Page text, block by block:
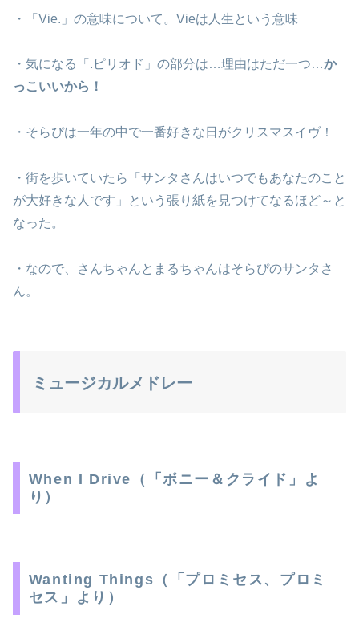
・「Vie.」の意味について。Vieは人生という意味
・気になる「.ピリオド」の部分は…理由はただ一つ…か
っこいいから！
・そらぴは一年の中で一番好きな日がクリスマスイヴ！
・街を歩いていたら「サンタさんはいつでもあなたのこと
が大好きな人です」という張り紙を見つけてなるほど～と
なった。
・なので、さんちゃんとまるちゃんはそらぴのサンタさ
ん。
ミュージカルメドレー
When I Drive（「ボニー＆クライド」よ
り）
Wanting Things（「プロミセス、プロミ
セス」より）